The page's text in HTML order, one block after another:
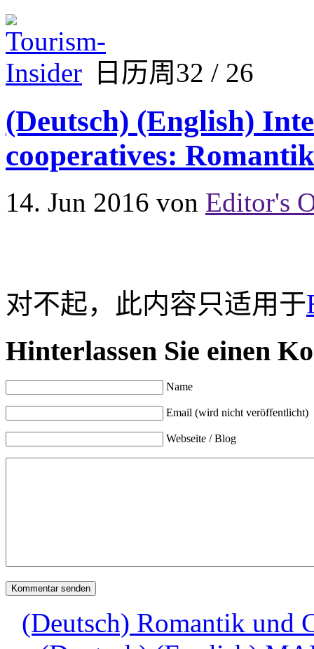
日历周32 / 26
(Deutsch) (English)
cooperatives:
14. Jun 2016 von Editor's
对不起，此内容只适用于
Hinterlassen Sie einen
Name
Email (wird nicht veröffentlicht)
Webseite / Blog
(Deutsch) Romantik und